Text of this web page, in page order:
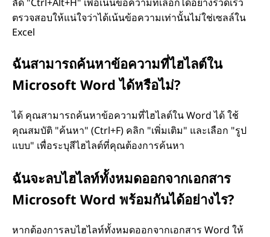
ตรวจสอบให้แน่ใจว่าได้เน้นข้อความเท่านั้นไม่ใช่เซลล์ใน
Excel
ฉันสามารถค้นหาข้อความที่ไฮไลต์ใน
Microsoft Word ได้หรือไม่?
ได้ คุณสามารถค้นหาข้อความที่ไฮไลต์ใน Word ได้ ใช้
คุณสมบัติ "ค้นหา" (Ctrl+F) คลิก "เพิ่มเติม" และเลือก "รูป
แบบ" เพื่อระบุสีไฮไลต์ที่คุณต้องการค้นหา
ฉันจะลบไฮไลท์ทั้งหมดออกจากเอกสาร
Microsoft Word พร้อมกันได้อย่างไร?
หากต้องการลบไฮไลท์ทั้งหมดออกจากเอกสาร Word ให้